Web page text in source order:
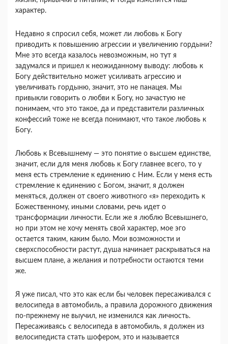
характер.
Недавно я спросил себя, может ли любовь к Богу
приводить к повышению агрессии и увеличению гордыни?
Мне это всегда казалось невозможным, но тут я
задумался и пришел к неожиданному выводу: любовь к
Богу действительно может усиливать агрессию и
увеличивать гордыню, значит, это не панацея. Мы
привыкли говорить о любви к Богу, но зачастую не
понимаем, что это такое, да и представители различных
конфессий тоже не всегда понимают, что такое любовь к
Богу.
Любовь к Всевышнему — это понятие о высшем единстве,
значит, если для меня любовь к Богу главнее всего, то у
меня есть стремление к единению с Ним. Если у меня есть
стремление к единению с Богом, значит, я должен
меняться, должен от своего животного «я» переходить к
Божественному, иными словами, речь идет о
трансформации личности. Если же я люблю Всевышнего,
но при этом не хочу менять свой характер, мое эго
остается таким, каким было. Мои возможности и
сверхспособности растут, душа начинает раскрываться на
высшем плане, а желания и потребности остаются теми
же.
Я уже писал, что это как если бы человек пересаживался с
велосипеда в автомобиль, а правила дорожного движения
по-прежнему не выучил, не изменился как личность.
Пересаживаясь с велосипеда в автомобиль, я должен из
велосипедиста стать шофером, это и называется